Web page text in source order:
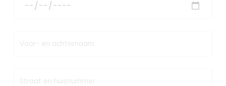
Voor- en achternaam
Straat en huisnummer